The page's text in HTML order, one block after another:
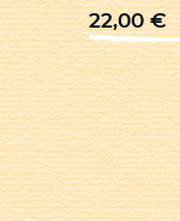
22,00€